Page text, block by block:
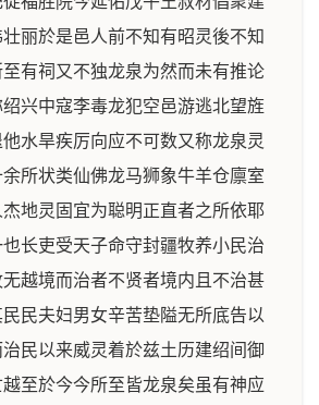
丽於是邑人前不知有昭灵後不知
有祠又不独龙泉为然而未有推论
兴中寇李毒龙犯空邑游逃北望旌
水旱疾厉向应不可数又称龙泉灵
所状类仙佛龙马狮象牛羊仓廪室
地灵固宜为聪明正直者之所依耶
长吏受天子命守封疆牧养小民治
越境而治者不贤者境内且不治甚
民夫妇男女辛苦垫隘无所底告以
民以来威灵着於兹土历建绍间御
至於今今所至皆龙泉矣虽有神应